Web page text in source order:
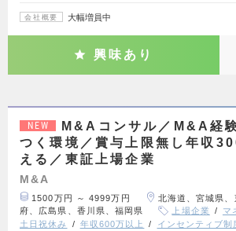
会社概要 大幅増員中
興味あり
NEW
M&Aコンサル／M&A経
つく環境／賞与上限無し年収
える／東証上場企業
M&A
1500万円 ～ 4999万円
北海道、宮城県
府、広島県、香川県、福岡県
上場企業
マ
土日祝休み
年収600万以上 インセンティブ制